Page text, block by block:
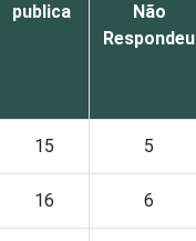
publica
Não
Respondeu
15 5
16 6